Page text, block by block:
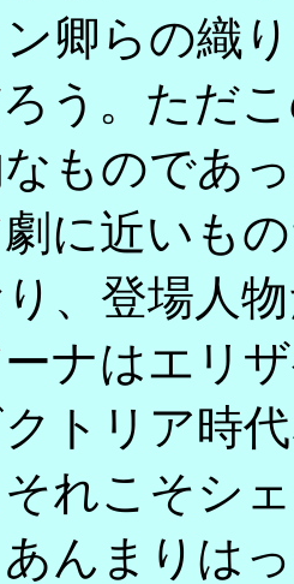
卿らの織
う。ただ
ものであ
に近いも
、登場人
ナはエリ
トリア時
れこそシ
んまりは